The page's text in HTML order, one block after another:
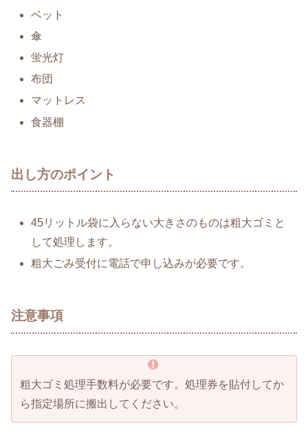
ベット
傘
蛍光灯
布団
マットレス
食器棚
出し方のポイント
45リットル袋に入らない大きさのものは粗大ゴミと
して処理します。
粗大ごみ受付に電話で申し込みが必要です。
注意事項
粗大ゴミ処理手数料が必要です。処理券を貼付してか
ら指定場所に搬出してください。